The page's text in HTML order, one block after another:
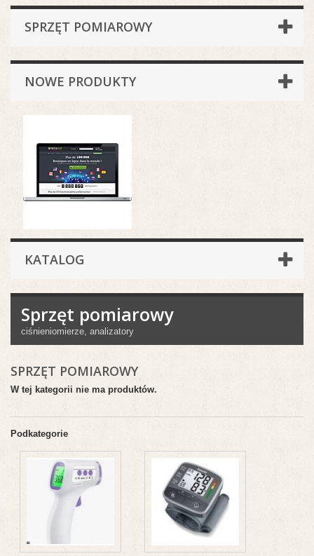
SPRZĘT POMIAROWY
NOWE PRODUKTY
KATALOG
Sprzęt pomiarowy
ciśnieniomierze, analizatory
SPRZĘT POMIAROWY
W tej kategorii nie ma produktów.
Podkategorie